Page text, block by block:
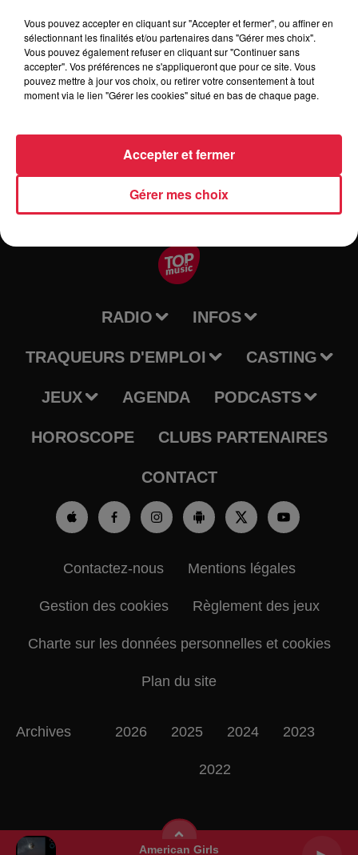
American Girls
Organisateur
Organization/Collectif-des-Bars-
Colmariens-585890474842278/
RADIO INFOS
TRAQUEURS D'EMPLOI CASTING
JEUX AGENDA PODCASTS
HOROSCOPE CLUBS PARTENAIRES
CONTACT
Contactez-nous Mentions légales
Gestion des cookies Règlement des jeux
Charte sur les données personnelles et cookies
Plan du site
Archives 2026 2025 2024 2023
2022
Vous pouvez accepter en cliquant sur "Accepter et fermer", ou affiner en
sélectionnant les finalités et/ou partenaires dans "Gérer mes choix".
Vous pouvez également refuser en cliquant sur "Continuer sans
accepter". Vos préférences ne s'appliqueront que pour ce site. Vous
pouvez mettre à jour vos choix, ou retirer votre consentement à tout
moment via le lien "Gérer les cookies" situé en bas de chaque page.
Gérer mes choix
Accepter et fermer